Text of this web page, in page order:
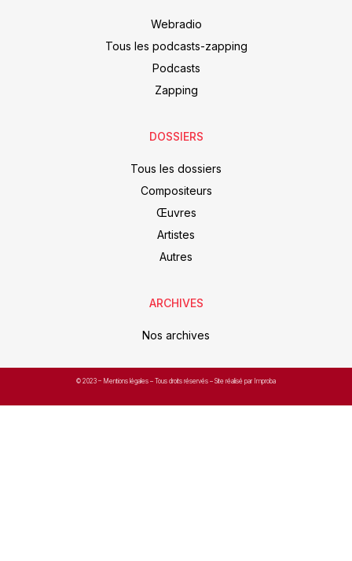
Webradio
Tous les podcasts-zapping
Podcasts
Zapping
DOSSIERS
Tous les dossiers
Compositeurs
Œuvres
Artistes
Autres
ARCHIVES
Nos archives
© 2023 – Mentions légales – Tous droits réservés – Site réalisé par Improba